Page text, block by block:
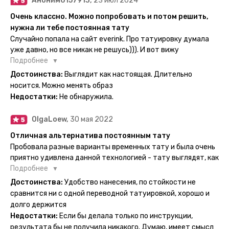
Очень классно. Можно попробовать и потом решить,
нужна ли тебе постоянная тату
Случайно попала на сайт everink. Про татуировку думала
уже давно, но все никак не решусь))). И вот вижу
великолепный каталог everink. Тату на любой вкус.
Заказала и не пожалела. Супер. Выглядит как настоящая.
Посмотрю как булет ы носке. Обязательно закажу ещё.
Подробнее
Достоинства: Выглядит как настоящая. Длительно
носится. Можно менять образ
Недостатки: Не обнаружила.
OlgaLoew, 30 мая 2022
Отличная альтернатива постоянным тату
Пробовала разные варианты временных тату и была очень
приятно удивлена данной технологией - тату выглядят, как
настоящие, и не тускнеют больше недели даже несмотря
на контакты с водой! На сайте очень большой выбор по
тематике и размерам, быстрая доставка. Заказывала сразу
очередного рисунка у меня на руке друзья до сих пор
каждый раз уточняют, временная ли тату или я всё-таки
Подробнее
Достоинства: Удобство нанесения, по стойкости не
сравнится ни с одной переводной татуировкой, хорошо и
долго держится
Недостатки: Если бы делала только по инструкции,
результата бы не получила никакого. Думаю, имеет смысл